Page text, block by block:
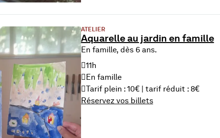
16 Aug. 2026ATELIER
Aquarelle au jardin en famille
En famille, dès 6 ans.
11h
En famille
Tarif plein : 10€ | tarif réduit : 8€
Réservez vos billets